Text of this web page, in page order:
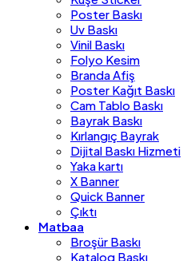
Poster Baskı
Uv Baskı
Vinil Baskı
Folyo Kesim
Branda Afiş
Poster Kağıt Baskı
Cam Tablo Baskı
Bayrak Baskı
Kırlangıç Bayrak
Dijital Baskı Hizmeti
Yaka kartı
X Banner
Quick Banner
Çıktı
Matbaa
Broşür Baskı
Katalog Baskı